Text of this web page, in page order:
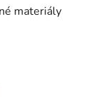
materiály